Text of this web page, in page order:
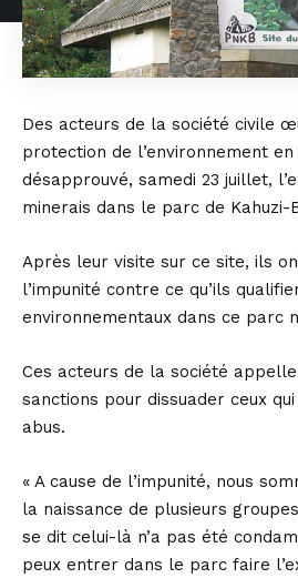
Des acteurs de la société civile
protection de l’environnement en
désapprouvé, samedi 23 juillet,
minerais dans le parc de Kahuzi-
Après leur visite sur ce site, ils
l’impunité contre ce qu’ils
environnementaux dans ce parc
Ces acteurs de la société
sanctions pour dissuader ceux
abus.
« A cause de l’impunité, nous
la naissance de plusieurs
se dit celui-là n’a pas été
peux entrer dans le parc faire